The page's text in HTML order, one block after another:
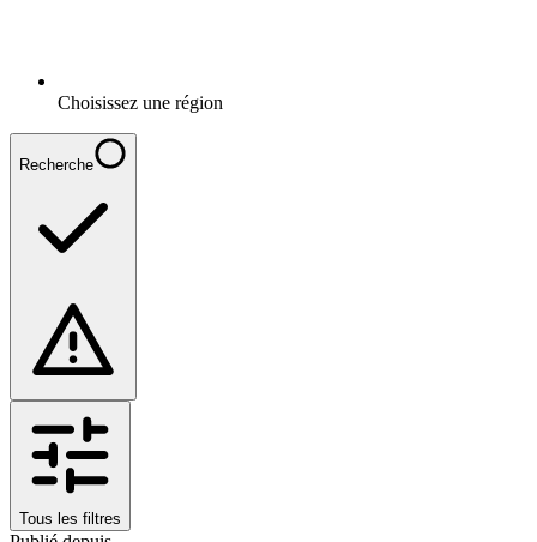
Choisissez une région
Recherche
Tous les filtres